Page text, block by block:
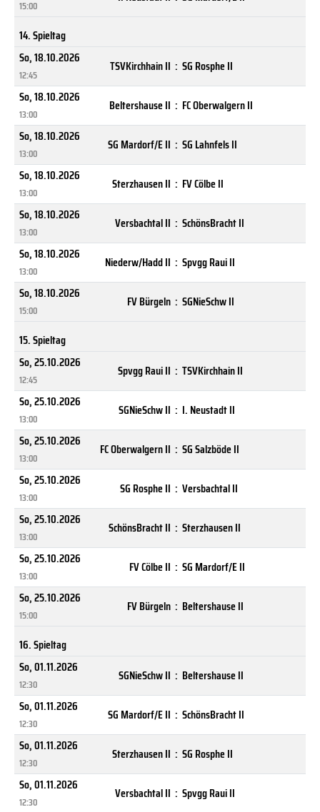
15:00
14. Spieltag
So, 18.10.2026
12:45
TSVKirchhain II : SG Rosphe II
So, 18.10.2026
13:00
Beltershause II : FC Oberwalgern II
So, 18.10.2026
13:00
SG Mardorf/E II : SG Lahnfels II
So, 18.10.2026
13:00
Sterzhausen II : FV Cölbe II
So, 18.10.2026
13:00
Versbachtal II : SchönsBracht II
So, 18.10.2026
13:00
Niederw/Hadd II : Spvgg Raui II
So, 18.10.2026
15:00
FV Bürgeln : SGNieSchw II
15. Spieltag
So, 25.10.2026
12:45
Spvgg Raui II : TSVKirchhain II
So, 25.10.2026
13:00
SGNieSchw II : I. Neustadt II
So, 25.10.2026
13:00
FC Oberwalgern II : SG Salzböde II
So, 25.10.2026
13:00
SG Rosphe II : Versbachtal II
So, 25.10.2026
13:00
SchönsBracht II : Sterzhausen II
So, 25.10.2026
13:00
FV Cölbe II : SG Mardorf/E II
So, 25.10.2026
15:00
FV Bürgeln : Beltershause II
16. Spieltag
So, 01.11.2026
12:30
SGNieSchw II : Beltershause II
So, 01.11.2026
12:30
SG Mardorf/E II : SchönsBracht II
So, 01.11.2026
12:30
Sterzhausen II : SG Rosphe II
So, 01.11.2026
12:30
Versbachtal II : Spvgg Raui II